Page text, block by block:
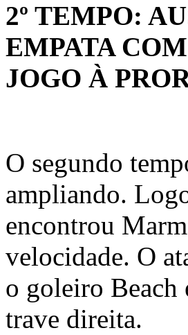
2º TEMPO:
EMPATA
JOGO À
O segundo
ampliando.
encontrou
velocidade. O
o goleiro
trave direita.